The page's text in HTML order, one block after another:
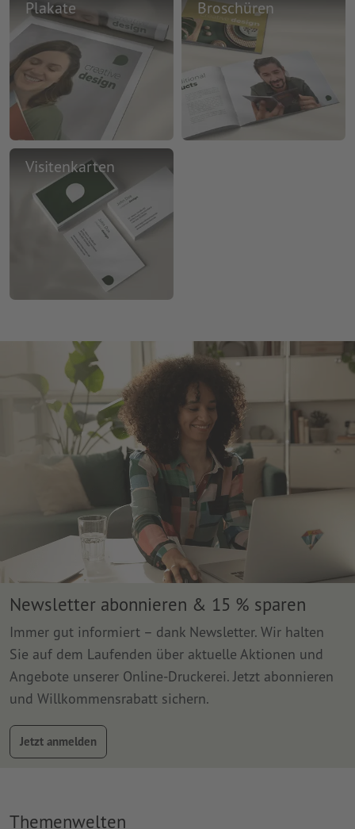
Plakate Broschüren
Visitenkarten
Newsletter abonnieren & 15 % sparen
Immer gut informiert – dank Newsletter. Wir halten
Sie auf dem Laufenden über aktuelle Aktionen und
Angebote unserer Online-Druckerei. Jetzt abonnieren
und Willkommensrabatt sichern.
Jetzt anmelden
Themenwelten